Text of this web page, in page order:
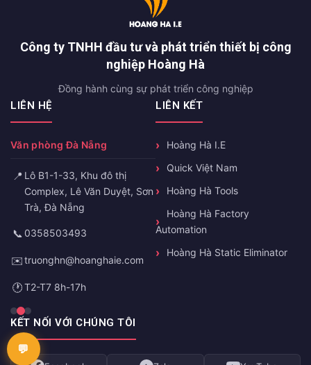
Công ty TNHH đầu tư và phát triển thiết bị công
nghiệp Hoàng Hà
Đồng hành cùng sự phát triển công nghiệp
LIÊN HỆ
Văn phòng Đà Nẵng
📍 Lô B1-1-33, Khu đô thị
Complex, Lê Văn Duyệt, Sơn
Trà, Đà Nẵng
📞 0358503493
✉️truonghn@hoanghaie.com
🕐T2-T7 8h-17h
LIÊN KẾT
Hoàng Hà I.E
Quick Việt Nam
Hoàng Hà Tools
Hoàng Hà Factory
Automation
Hoàng Hà Static Eliminator
KẾT NỐI VỚI CHÚNG TÔI